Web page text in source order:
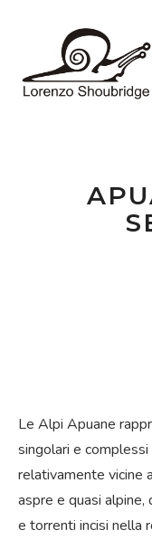
contenuto
Le Alpi Apuane
singolari e
relativamente vicine
aspre e quasi alpine,
e torrenti incisi nella